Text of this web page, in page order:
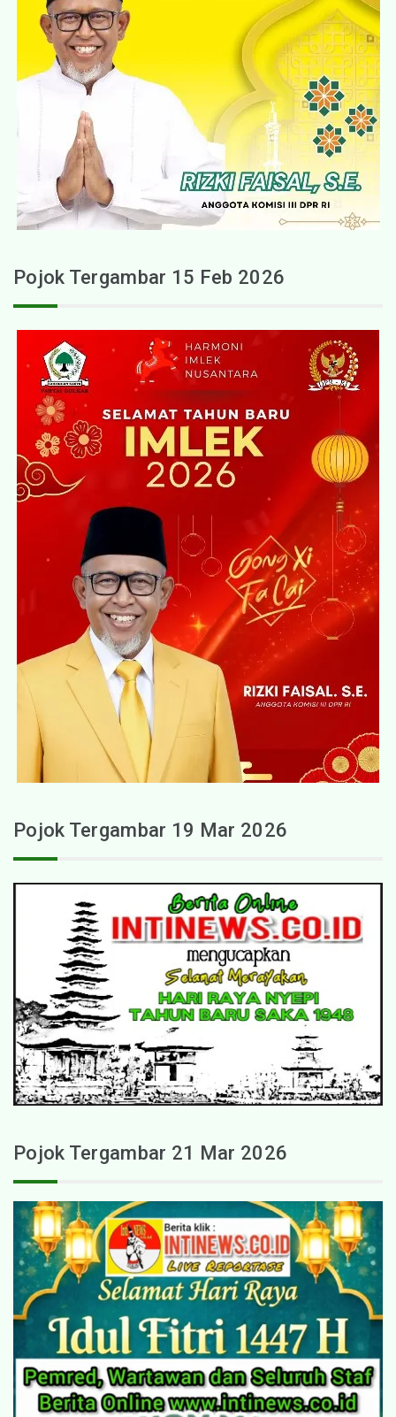
Pojok Tergambar 15 Feb 2026
Pojok Tergambar 19 Mar 2026
Pojok Tergambar 21 Mar 2026